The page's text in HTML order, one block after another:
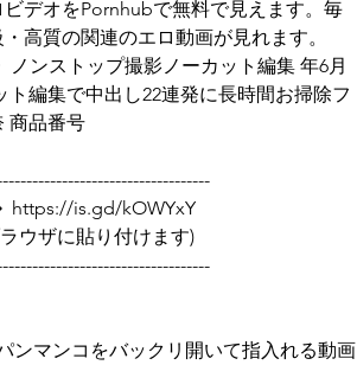
デオをPornhubで無料で見えます。毎
高質の関連のエロ動画が見れます。
ンストップ撮影ノーカット編集 年6月
編集で中出し22連発に長時間お掃除フ
商品番号
https://is.gd/kOWYxY
ピーしてブラウザに貼り付けます)
ンマンコをバックリ開いて指入れる動画